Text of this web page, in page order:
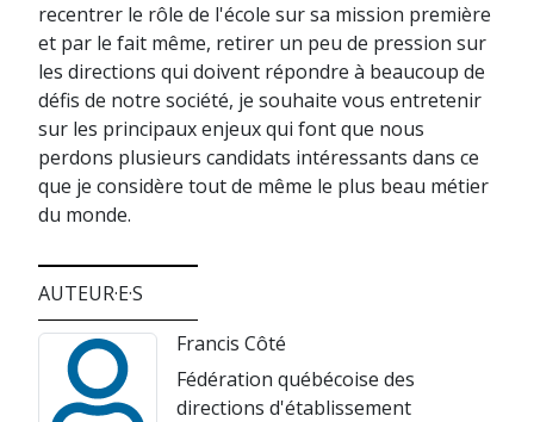
recentrer le rôle de l'école sur sa mission première
et par le fait même, retirer un peu de pression sur
les directions qui doivent répondre à beaucoup de
défis de notre société, je souhaite vous entretenir
sur les principaux enjeux qui font que nous
perdons plusieurs candidats intéressants dans ce
que je considère tout de même le plus beau métier
du monde.
AUTEUR·E·S
Francis Côté
Fédération québécoise des
directions d'établissement